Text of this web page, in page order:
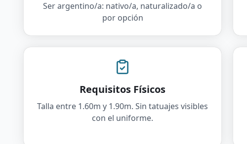
Ser argentino/a: nativo/a, naturalizado/a o
por opción
Requisitos Físicos
Talla entre 1.60m y 1.90m. Sin tatuajes visibles
con el uniforme.